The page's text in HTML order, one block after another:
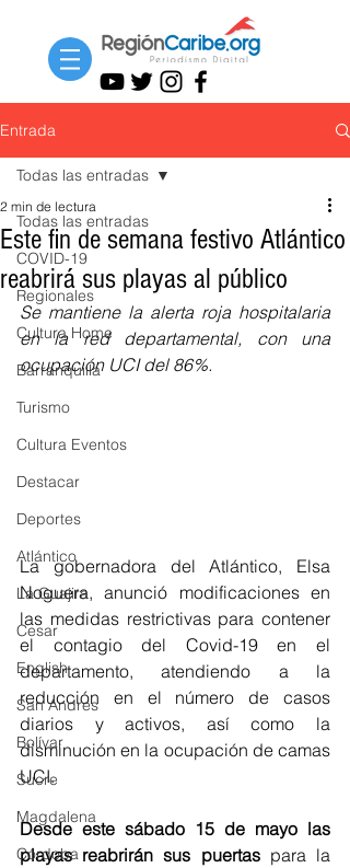
Entrada
Todas las entradas
COVID-19
Regionales
Cultura Home
Barranquilla
Turismo
Cultura Eventos
Destacar
Deportes
Atlántico
La Guajira
Cesar
English
San Andres
Bolívar
Sucre
Magdalena
Córdoba
Todas las entradas
Este fin de semana festivo Atlántico
reabrirá sus playas al público
2 min de lectura
Se mantiene la alerta roja hospitalaria
en la red departamental, con una
ocupación UCI del 86%.
La gobernadora del Atlántico, Elsa
Noguera, anunció modificaciones en
las medidas restrictivas para contener
el contagio del Covid-19 en el
departamento, atendiendo a la
reducción en el número de casos
diarios y activos, así como la
disminución en la ocupación de camas
UCI.
Desde este sábado 15 de mayo las
playas reabrirán sus puertas para la